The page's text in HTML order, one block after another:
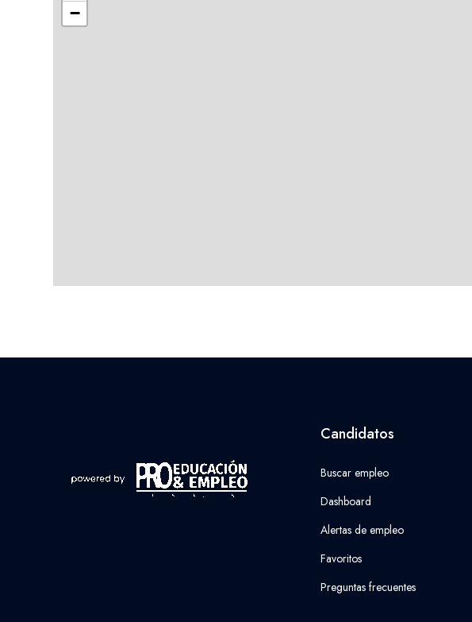
−
Candidatos
Buscar empleo
Dashboard
Alertas de empleo
Favoritos
Preguntas frecuentes